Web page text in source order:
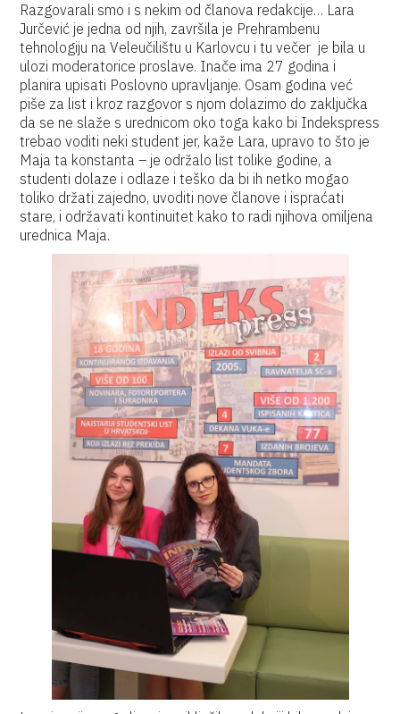
Razgovarali smo i s nekim od članova redakcije… Lara
Jurčević je jedna od njih, završila je Prehrambenu
tehnologiju na Veleučilištu u Karlovcu i tu večer je bila u
ulozi moderatorice proslave. Inače ima 27 godina i
planira upisati Poslovno upravljanje. Osam godina već
piše za list i kroz razgovor s njom dolazimo do zaključka
da se ne slaže s urednicom oko toga kako bi Indekspress
trebao voditi neki student jer, kaže Lara, upravo to što je
Maja ta konstanta – je održalo list tolike godine, a
studenti dolaze i odlaze i teško da bi ih netko mogao
toliko držati zajedno, uvoditi nove članove i ispraćati
stare, i održavati kontinuitet kako to radi njihova omiljena
urednica Maja.